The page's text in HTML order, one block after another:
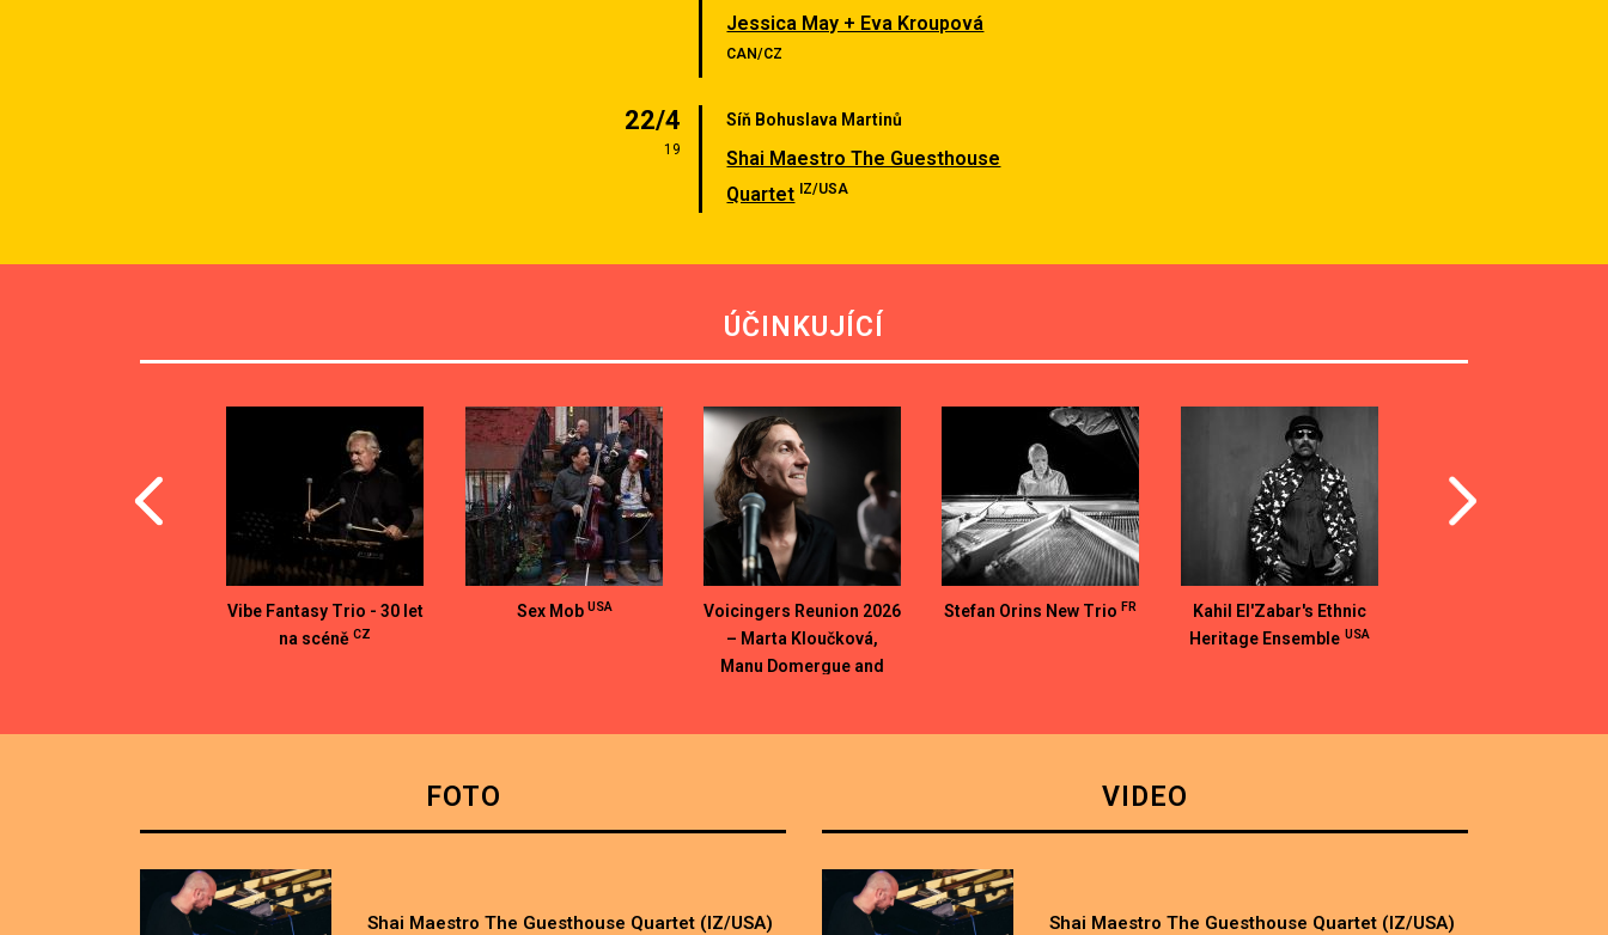
Jessica May + Eva Kroupová
CAN/CZ
22/4
19
Síň Bohuslava Martinů
Shai Maestro The Guesthouse
Quartet IZ/USA
ÚČINKUJÍCÍ
Vibe Fantasy Trio - 30 let
na scéněCZ
Sex Mob USA
Voicingers Reunion 2026
– Marta Kloučková,
Manu Domergue and
Stefan Orins New TrioFR
Kahil El'Zabar's Ethnic
Heritage Ensemble USA
FOTO
Shai Maestro The Guesthouse Quartet (IZ/USA)
VIDEO
Shai Maestro The Guesthouse Quartet (IZ/USA)